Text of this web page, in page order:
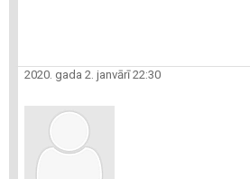
2020. gada 2. janvārī 22:30